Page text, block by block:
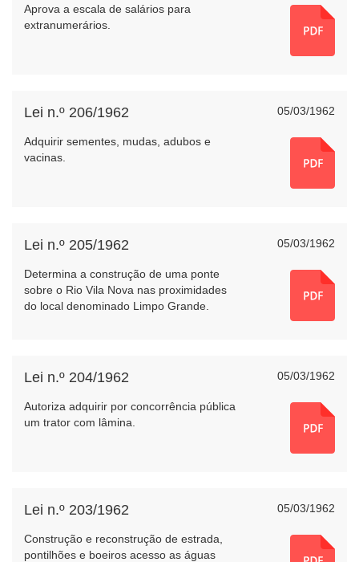
Aprova a escala de salários para
extranumerários.
05/03/1962
Lei n.º 206/1962
Adquirir sementes, mudas, adubos e
vacinas.
05/03/1962
Lei n.º 205/1962
Determina a construção de uma ponte
sobre o Rio Vila Nova nas proximidades
do local denominado Limpo Grande.
05/03/1962
Lei n.º 204/1962
Autoriza adquirir por concorrência pública
um trator com lâmina.
05/03/1962
Lei n.º 203/1962
Construção e reconstrução de estrada,
pontilhões e boeiros acesso as águas